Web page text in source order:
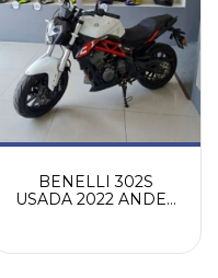
BENELLI 302S
USADA 2022 ANDES